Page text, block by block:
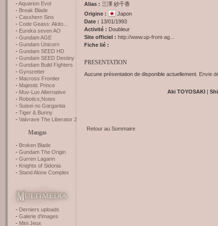
Aquarion Evol
Break Blade
Casshern Sins
Code Geass: Akito...
Eureka seven AO
Gundam AGE
Gundam Unicorn
Gundam SEED HD
Gundam SEED Destiny
Gundam Build Fighters
Gyrozetter
Macross Frontier
Majestic Prince
Muv-Luv Alternative
Robotics;Notes
Suisei no Gargantia
Tiger & Bunny
Valvrave The Liberator 2
Mangas
Broken Blade
Gundam The Origin
Gurren Lagann
Knights of Sidonia
Stand Alone Complex
Derniers uploads
Galerie d'images
Mini Jeux
Alias : 三澤 紗千香
Origine :
Japon
Date : 13/01/1993
Activité : Doubleur
Site officiel : http://www.up-front-ag...
Fiche lié :
PRESENTATION
Aucune présentation de disponible actuellement. Envie
Aki TOYOSAKI |
Retour au Sommaire